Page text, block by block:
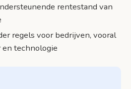
rentestand van
regels voor bedrijven, vooral
technologie